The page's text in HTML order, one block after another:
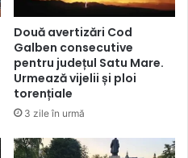
Două avertizări Cod
Galben consecutive
pentru județul Satu Mare.
Urmează vijelii și ploi
torențiale
3 zile în urmă